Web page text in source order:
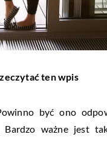
ten wpis
być ono
Bardzo ważne jest